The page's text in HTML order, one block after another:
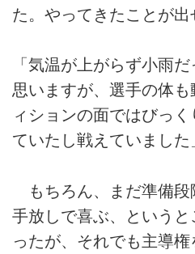
た。やってきたことが出
「気温が上がらず小雨
思いますが、選手の体
ィションの面ではびっ
ていたし戦えていました
もちろん、まだ準備段
手放しで喜ぶ、という
ったが、それでも主導